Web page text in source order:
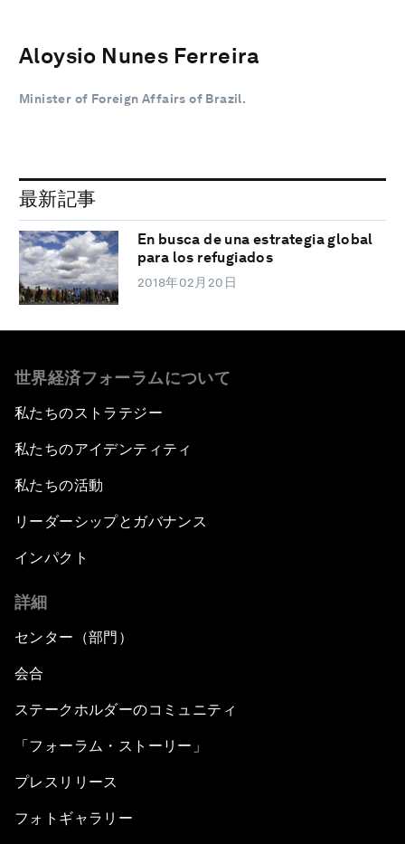
Aloysio Nunes Ferreira
Minister of Foreign Affairs of Brazil.
最新記事
En busca de una estrategia global
para los refugiados
2018年02月20日
世界経済フォーラムについて
私たちのストラテジー
私たちのアイデンティティ
私たちの活動
リーダーシップとガバナンス
インパクト
詳細
センター（部門）
会合
ステークホルダーのコミュニティ
「フォーラム・ストーリー」
プレスリリース
フォトギャラリー